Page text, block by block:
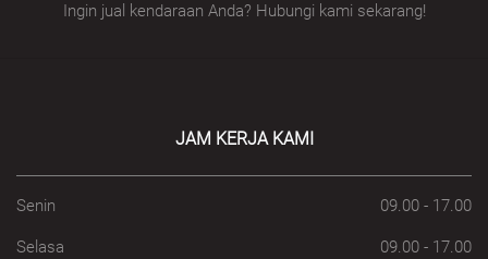
Ingin jual kendaraan Anda? Hubungi kami sekarang!
JAM KERJA KAMI
Senin 09.00 - 17.00
Selasa 09.00 - 17.00